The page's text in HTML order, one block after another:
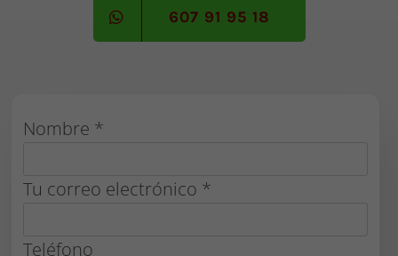
607 91 95 18
Nombre *
Tu correo electrónico *
Teléfono